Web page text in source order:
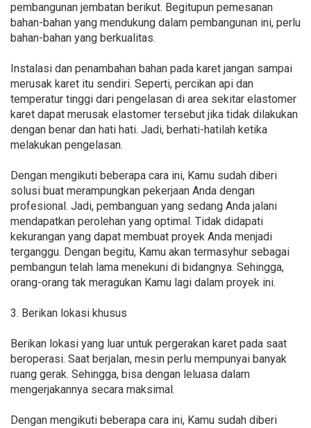
pembangunan jembatan berikut. Begitupun pemesanan
bahan-bahan yang mendukung dalam pembangunan ini, perlu
bahan-bahan yang berkualitas.
Instalasi dan penambahan bahan pada karet jangan sampai
merusak karet itu sendiri. Seperti, percikan api dan
temperatur tinggi dari pengelasan di area sekitar elastomer
karet dapat merusak elastomer tersebut jika tidak dilakukan
dengan benar dan hati hati. Jadi, berhati-hatilah ketika
melakukan pengelasan.
Dengan mengikuti beberapa cara ini, Kamu sudah diberi
solusi buat merampungkan pekerjaan Anda dengan
profesional. Jadi, pembanguan yang sedang Anda jalani
mendapatkan perolehan yang optimal. Tidak didapati
kekurangan yang dapat membuat proyek Anda menjadi
terganggu. Dengan begitu, Kamu akan termasyhur sebagai
pembangun telah lama menekuni di bidangnya. Sehingga,
orang-orang tak meragukan Kamu lagi dalam proyek ini.
3. Berikan lokasi khusus
Berikan lokasi yang luar untuk pergerakan karet pada saat
beroperasi. Saat berjalan, mesin perlu mempunyai banyak
ruang gerak. Sehingga, bisa dengan leluasa dalam
mengerjakannya secara maksimal.
Dengan mengikuti beberapa cara ini, Kamu sudah diberi